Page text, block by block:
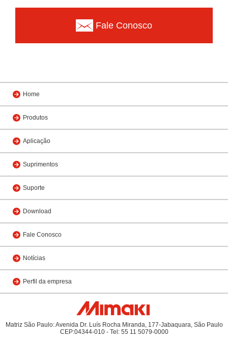
Fale Conosco
Home
Produtos
Aplicação
Suprimentos
Suporte
Download
Fale Conosco
Notícias
Perfil da empresa
Matriz São Paulo: Avenida Dr. Luís Rocha Miranda, 177-Jabaquara, São Paulo
CEP:04344-010 - Tel: 55 11 5079-0000